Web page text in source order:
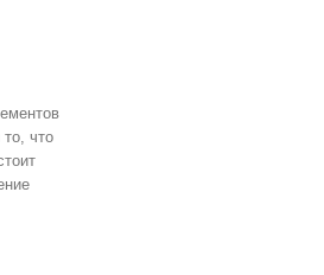
что